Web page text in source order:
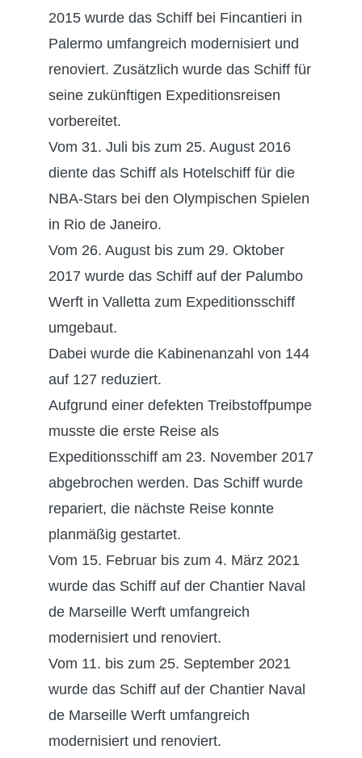
2015 wurde das Schiff bei Fincantieri in
Palermo umfangreich modernisiert und
renoviert. Zusätzlich wurde das Schiff für
seine zukünftigen Expeditionsreisen
vorbereitet.
Vom 31. Juli bis zum 25. August 2016
diente das Schiff als Hotelschiff für die
NBA-Stars bei den Olympischen Spielen
in Rio de Janeiro.
Vom 26. August bis zum 29. Oktober
2017 wurde das Schiff auf der Palumbo
Werft in Valletta zum Expeditionsschiff
umgebaut.
Dabei wurde die Kabinenanzahl von 144
auf 127 reduziert.
Aufgrund einer defekten Treibstoffpumpe
musste die erste Reise als
Expeditionsschiff am 23. November 2017
abgebrochen werden. Das Schiff wurde
repariert, die nächste Reise konnte
planmäßig gestartet.
Vom 15. Februar bis zum 4. März 2021
wurde das Schiff auf der Chantier Naval
de Marseille Werft umfangreich
modernisiert und renoviert.
Vom 11. bis zum 25. September 2021
wurde das Schiff auf der Chantier Naval
de Marseille Werft umfangreich
modernisiert und renoviert.